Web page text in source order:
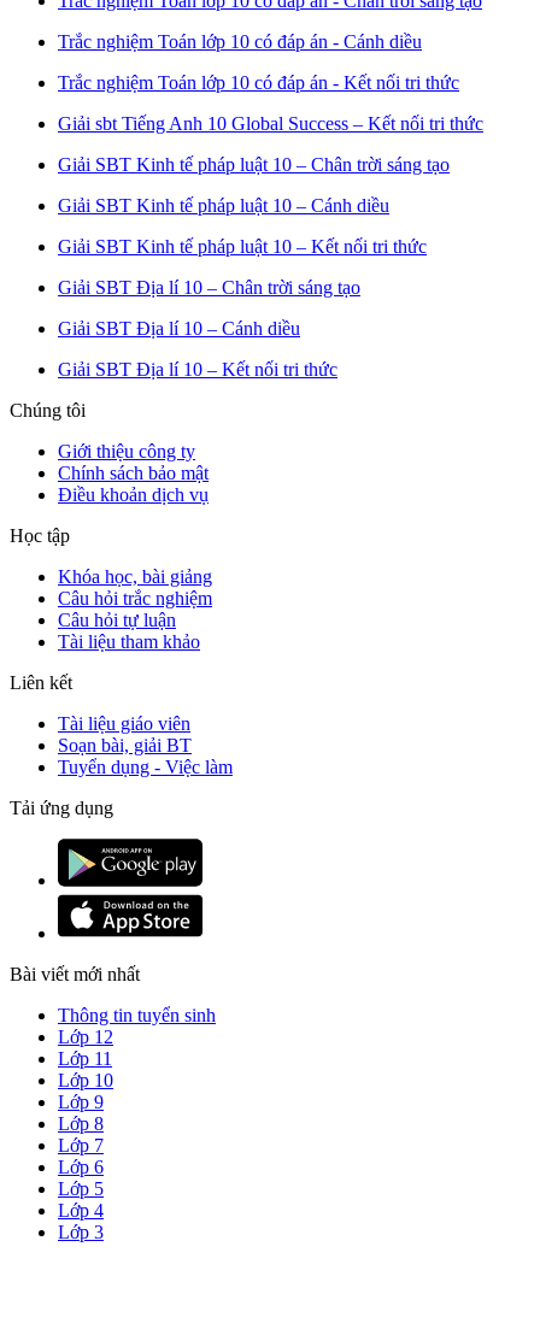
Trắc nghiệm Toán lớp 10 có đáp án - Cánh diều
Trắc nghiệm Toán lớp 10 có đáp án - Kết nối tri thức
Giải sbt Tiếng Anh 10 Global Success – Kết nối tri thức
Giải SBT Kinh tế pháp luật 10 – Chân trời sáng tạo
Giải SBT Kinh tế pháp luật 10 – Cánh diều
Giải SBT Kinh tế pháp luật 10 – Kết nối tri thức
Giải SBT Địa lí 10 – Chân trời sáng tạo
Giải SBT Địa lí 10 – Cánh diều
Giải SBT Địa lí 10 – Kết nối tri thức
Chúng tôi
Giới thiệu công ty
Chính sách bảo mật
Điều khoản dịch vụ
Học tập
Khóa học, bài giảng
Câu hỏi trắc nghiệm
Câu hỏi tự luận
Tài liệu tham khảo
Liên kết
Tài liệu giáo viên
Soạn bài, giải BT
Tuyển dụng - Việc làm
Tải ứng dụng
Bài viết mới nhất
Thông tin tuyển sinh
Lớp 12
Lớp 11
Lớp 10
Lớp 9
Lớp 8
Lớp 7
Lớp 6
Lớp 5
Lớp 4
Lớp 3